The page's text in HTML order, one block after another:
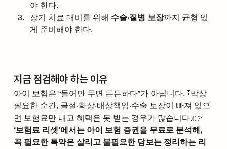
야 한다.
장기 치료 대비를 위해 수술·질병 보장까지 균형 있
게 준비해야 한다.
지금 점검해야 하는 이유
아이 보험은 “들어만 두면 든든하다”가 아닙니다. 🚦막상
필요한 순간, 골절·화상·배상책임·수술 보장이 빠져 있으
면 보험료만 내고 혜택은 못 받는 경우가 많습니다.👉
‘보험료 리셋’에서는 아이 보험 증권을 무료로 분석해,
꼭 필요한 특약은 살리고 불필요한 담보는 정리하는 리